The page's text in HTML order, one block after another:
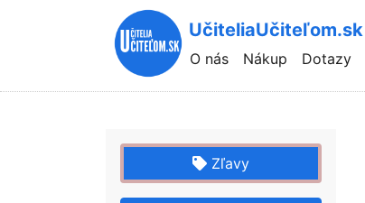
UčiteliaUčiteľom.sk
Hlavní
navigace
O nás Nákup Dotazy
Zľavy